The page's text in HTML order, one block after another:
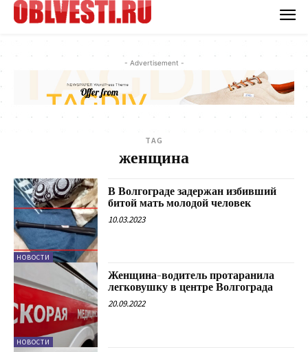
- Advertisement -
TAG
женщина
НОВОСТИ
В Волгограде задержан избивший
битой мать молодой человек
10.03.2023
НОВОСТИ
Женщина-водитель протаранила
легковушку в центре Волгограда
20.09.2022